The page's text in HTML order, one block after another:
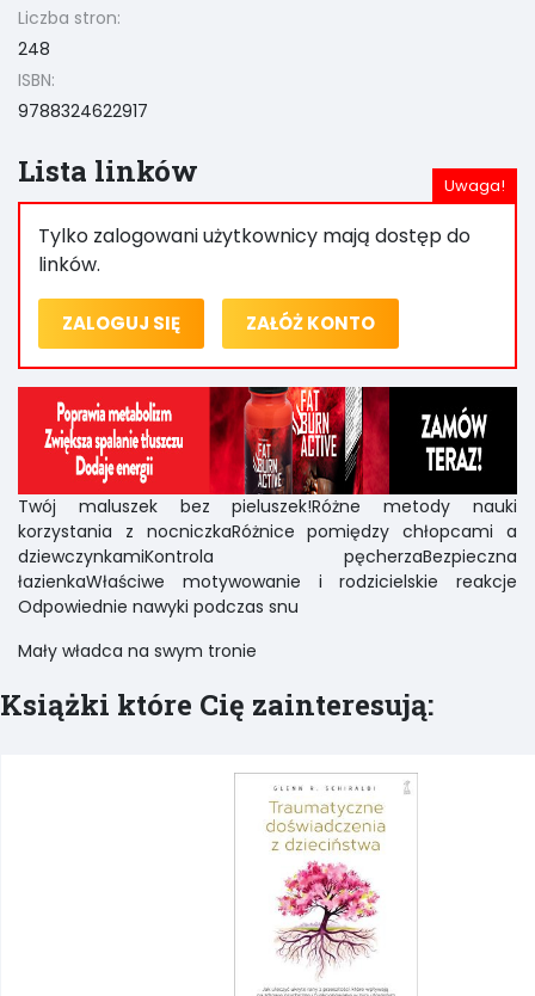
Liczba stron:
248
ISBN:
9788324622917
Lista linków
Tylko zalogowani użytkownicy mają dostęp do
linków.
ZALOGUJ SIĘ ZAŁÓŻ KONTO
Twój maluszek bez pieluszek!Różne metody nauki
korzystania z nocniczkaRóżnice pomiędzy chłopcami a
dziewczynkamiKontrola pęcherzaBezpieczna
łazienkaWłaściwe motywowanie i rodzicielskie reakcje
Odpowiednie nawyki podczas snu
Mały władca na swym tronie
Książki które Cię zainteresują: